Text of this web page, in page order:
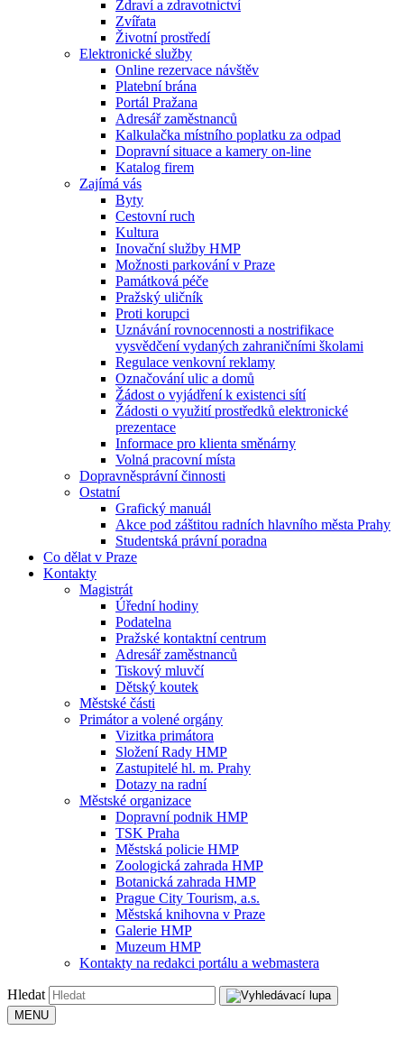
Zdraví a zdravotnictví
Zvířata
Životní prostředí
Elektronické služby
Online rezervace návštěv
Platební brána
Portál Pražana
Adresář zaměstnanců
Kalkulačka místního poplatku za odpad
Dopravní situace a kamery on-line
Katalog firem
Zajímá vás
Byty
Cestovní ruch
Kultura
Inovační služby HMP
Možnosti parkování v Praze
Památková péče
Pražský uličník
Proti korupci
Uznávání rovnocennosti a nostrifikace
vysvědčení vydaných zahraničními školami
Regulace venkovní reklamy
Označování ulic a domů
Žádost o vyjádření k existenci sítí
Žádosti o využití prostředků elektronické
prezentace
Informace pro klienta směnárny
Volná pracovní místa
Dopravněsprávní činnosti
Ostatní
Grafický manuál
Akce pod záštitou radních hlavního města Prahy
Studentská právní poradna
Co dělat v Praze
Kontakty
Magistrát
Úřední hodiny
Podatelna
Pražské kontaktní centrum
Adresář zaměstnanců
Tiskový mluvčí
Dětský koutek
Městské části
Primátor a volené orgány
Vizitka primátora
Složení Rady HMP
Zastupitelé hl. m. Prahy
Dotazy na radní
Městské organizace
Dopravní podnik HMP
TSK Praha
Městská policie HMP
Zoologická zahrada HMP
Botanická zahrada HMP
Prague City Tourism, a.s.
Městská knihovna v Praze
Galerie HMP
Muzeum HMP
Kontakty na redakci portálu a webmastera
Hledat
MENU